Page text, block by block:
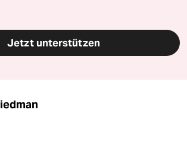
Jetzt unterstützen